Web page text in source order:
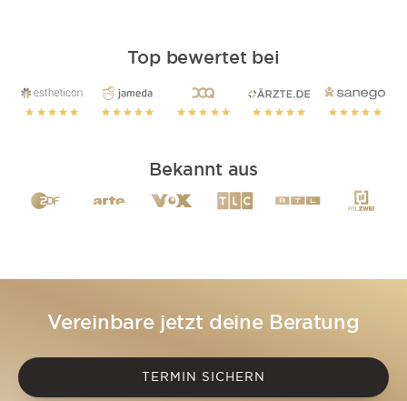
Top bewertet bei
Bekannt aus
Vereinbare jetzt deine Beratung
TERMIN SICHERN